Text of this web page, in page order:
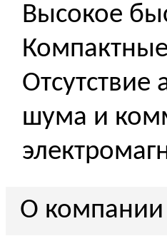
Высокое
Отсутствие
шума и
О компании